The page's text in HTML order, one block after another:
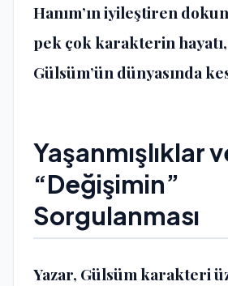
Hanım’ın iyileştiren
pek çok karakterin
Gülsüm’ün dünyasında
​Yaşanmışlıklar
“Değişimin”
Sorgulanması
​Yazar, Gülsüm karakteri